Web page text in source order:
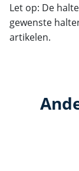
Let op: De
gewenste
artikelen.